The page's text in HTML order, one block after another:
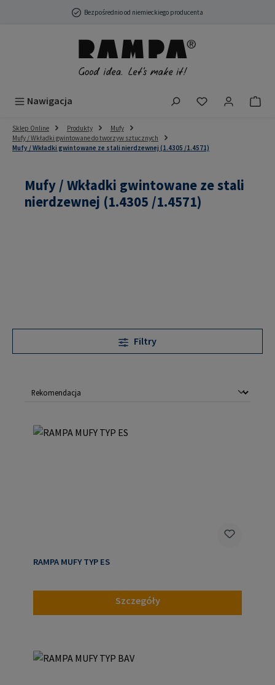
Przejdź do głównej zawartościBezpośrednio od niemieckiego producenta
Nawigacja Masz 0
Sklep Online Produkty
Mufy
Mufy / Wkładki gwintowane do tworzyw sztucznych
Mufy / Wkładki gwintowane ze stali nierdzewnej (1.4305 /1.4571)
Mufy / Wkładki gwintowane ze stali
nierdzewnej (1.4305 /1.4571)
Filtry
RAMPA MUFY TYP ES
Szczegóły